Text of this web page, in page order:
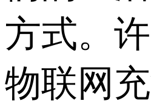
方式。
物联网